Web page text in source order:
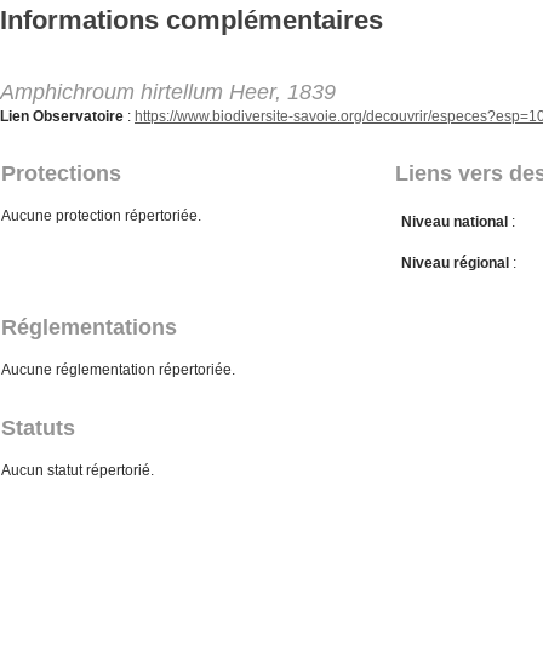
Aller au contenu principal
Informations complémentaires
Amphichroum hirtellum Heer, 1839
Lien Observatoire : https://www.biodiversite-savoie.org/decouvrir/
Protections Liens vers
Aucune protection répertoriée. Niveau national :
Niveau régional :
Réglementations
Aucune réglementation répertoriée.
Statuts
Aucun statut répertorié.